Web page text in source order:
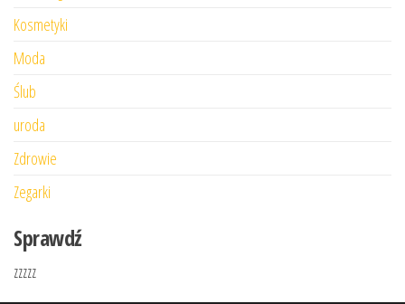
Kosmetyki
Moda
Ślub
uroda
Zdrowie
Zegarki
Sprawdź
zzzzz